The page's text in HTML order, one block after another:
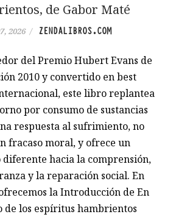
de Gabor Maté
2026 / ZENDALIBROS.COM
del Premio Hubert Evans de
2010 y convertido en best
este libro replantea
por consumo de sustancias
respuesta al sufrimiento, no
fracaso moral, y ofrece un
diferente hacia la comprensión,
y la reparación social. En
la Introducción de En
de los espíritus hambrientos